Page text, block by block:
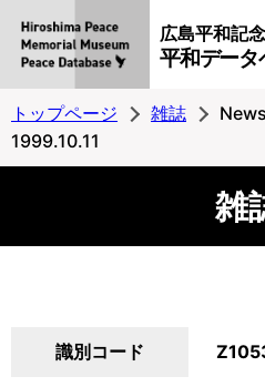
広島平和記
平和データ
トップページ 雑誌
1999.10.11
雑
識別コード